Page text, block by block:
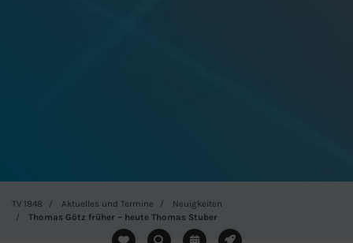
TV 1848 Aktuelles und Termine
Neuigkeiten
Thomas Götz früher – heute Thomas Stuber